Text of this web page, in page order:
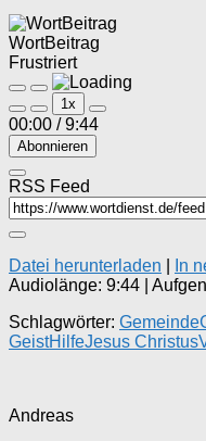
WortBeitrag
Frustriert
Play
Episode
Pause
Episode
1x
00:00 / 9:44
Abonnieren
RSS Feed
Datei herunterladen In
Audiolänge: 9:44
Schlagwörter: Gemeinde
GeistHilfeJesus Christus
Andreas